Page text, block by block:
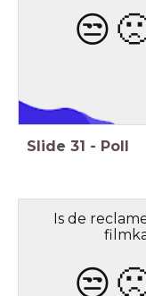
😒
Slide 31 - Poll
Is de
😒